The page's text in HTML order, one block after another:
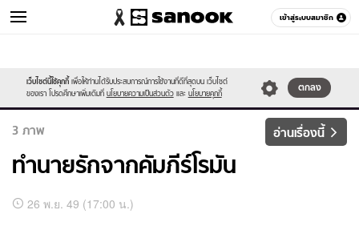
เข้าสู่ระบบสมาชิก
ดูดวง หมวดอื่นๆ
เว็บไซต์นี้ใช้คุกกี้ เพื่อให้ท่านได้รับประสบการณ์การใช้งานที่ดีที่สุดบน เว็บไซต์
ของเรา โปรดศึกษาเพิ่มเติมที่ นโยบายความเป็นส่วนตัว และ นโยบายคุกกี้
ตกลง
3 ภาพ อ่านเรื่องนี้
ทำนายรักจากคัมภีร์โรมัน
อัลบั้ม26 พ.ย. 49 (17:00 น.)